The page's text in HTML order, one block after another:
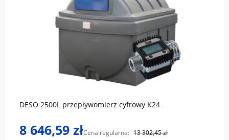
DESO 2500L przepływomierz cyfrowy K24
8 646,59 złCena regularna: 13 302,45 zł
do koszyka